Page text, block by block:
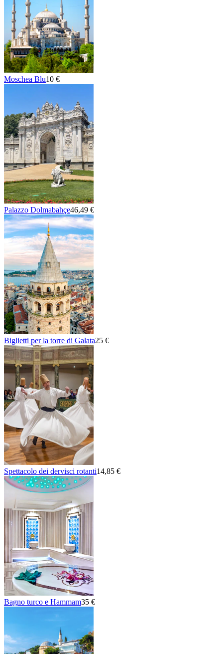
Moschea Blu10 €
Palazzo Dolmabahçe46,49 €
Biglietti per la torre di Galata25 €
Spettacolo dei dervisci rotanti14,85 €
Bagno turco e Hammam35 €